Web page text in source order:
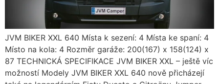
JVM BIKER XXL 640 Místa k sezení: 4 Místa ke spaní: 4
Místo na kola: 4 Rozměr garáže: 200(167) x 158(124) x
87 TECHNICKÁ SPECIFIKACE JVM BIKER XXL – ještě víc
možností Modely JVM BIKER XXL 640 nově přicházejí